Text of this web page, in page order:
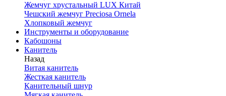
Жемчуг хрустальный LUX Китай
Чешский жемчуг Preciosa Ornela
Хлопковый жемчуг
Инструменты и оборудование
Кабошоны
Канитель
Назад
Витая канитель
Жесткая канитель
Канительный шнур